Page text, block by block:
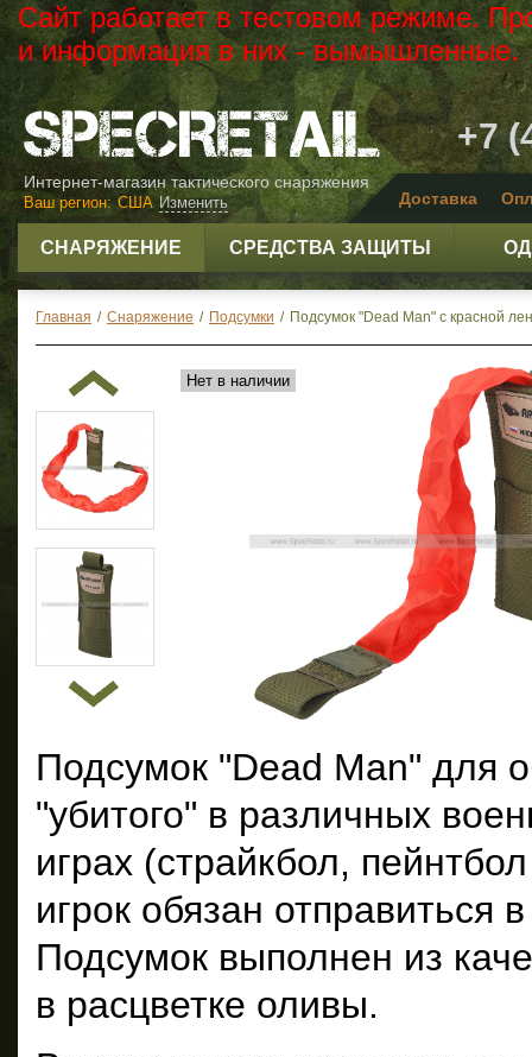
Сайт работает в тестовом режиме.
и информация в них - вымышленные.
Интернет-магазин тактического снаряжения
+7
Доставка
Изменить
Ваш регион: США
СНАРЯЖЕНИЕ СРЕДСТВА ЗАЩИТЫ
Главная / Снаряжение / Подсумки / Подсумок "Dead Man" с красной
Нет в наличии
Подсумок "Dead Man" для
"убитого" в различных
играх (страйкбол,
игрок обязан отправиться
Подсумок выполнен из
в расцветке оливы.